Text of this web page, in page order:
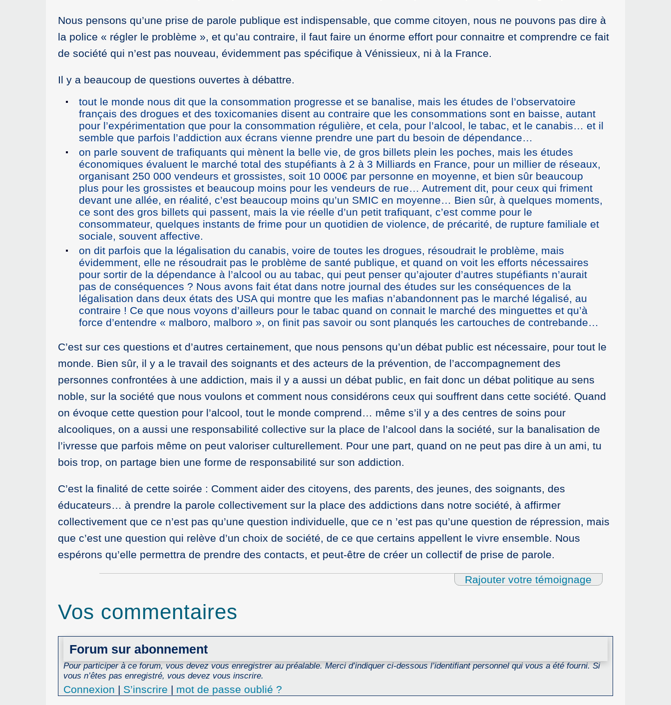
Nous pensons qu’une prise de parole publique est indispensable, que comme citoyen, nous ne pouvons pas dire à
la police « régler le problème », et qu’au contraire, il faut faire un énorme effort pour connaitre et comprendre ce fait
de société qui n’est pas nouveau, évidemment pas spécifique à Vénissieux, ni à la France.
Il y a beaucoup de questions ouvertes à débattre.
tout le monde nous dit que la consommation progresse et se banalise, mais les études de l’observatoire
français des drogues et des toxicomanies disent au contraire que les consommations sont en baisse, autant
pour l’expérimentation que pour la consommation régulière, et cela, pour l’alcool, le tabac, et le canabis… et il
semble que parfois l’addiction aux écrans vienne prendre une part du besoin de dépendance…
on parle souvent de trafiquants qui mènent la belle vie, de gros billets plein les poches, mais les études
économiques évaluent le marché total des stupéfiants à 2 à 3 Milliards en France, pour un millier de réseaux,
organisant 250 000 vendeurs et grossistes, soit 10 000€ par personne en moyenne, et bien sûr beaucoup
plus pour les grossistes et beaucoup moins pour les vendeurs de rue… Autrement dit, pour ceux qui friment
devant une allée, en réalité, c’est beaucoup moins qu’un SMIC en moyenne… Bien sûr, à quelques moments,
ce sont des gros billets qui passent, mais la vie réelle d’un petit trafiquant, c’est comme pour le
consommateur, quelques instants de frime pour un quotidien de violence, de précarité, de rupture familiale et
sociale, souvent affective.
on dit parfois que la légalisation du canabis, voire de toutes les drogues, résoudrait le problème, mais
évidemment, elle ne résoudrait pas le problème de santé publique, et quand on voit les efforts nécessaires
pour sortir de la dépendance à l’alcool ou au tabac, qui peut penser qu’ajouter d’autres stupéfiants n’aurait
pas de conséquences ? Nous avons fait état dans notre journal des études sur les conséquences de la
légalisation dans deux états des USA qui montre que les mafias n’abandonnent pas le marché légalisé, au
contraire ! Ce que nous voyons d’ailleurs pour le tabac quand on connait le marché des minguettes et qu’à
force d’entendre « malboro, malboro », on finit pas savoir ou sont planqués les cartouches de contrebande…
C’est sur ces questions et d’autres certainement, que nous pensons qu’un débat public est nécessaire, pour tout le
monde. Bien sûr, il y a le travail des soignants et des acteurs de la prévention, de l’accompagnement des
personnes confrontées à une addiction, mais il y a aussi un débat public, en fait donc un débat politique au sens
noble, sur la société que nous voulons et comment nous considérons ceux qui souffrent dans cette société. Quand
on évoque cette question pour l’alcool, tout le monde comprend… même s’il y a des centres de soins pour
alcooliques, on a aussi une responsabilité collective sur la place de l’alcool dans la société, sur la banalisation de
l’ivresse que parfois même on peut valoriser culturellement. Pour une part, quand on ne peut pas dire à un ami, tu
bois trop, on partage bien une forme de responsabilité sur son addiction.
C’est la finalité de cette soirée : Comment aider des citoyens, des parents, des jeunes, des soignants, des
éducateurs… à prendre la parole collectivement sur la place des addictions dans notre société, à affirmer
collectivement que ce n’est pas qu’une question individuelle, que ce n ’est pas qu’une question de répression, mais
que c’est une question qui relève d’un choix de société, de ce que certains appellent le vivre ensemble. Nous
espérons qu’elle permettra de prendre des contacts, et peut-être de créer un collectif de prise de parole.
Rajouter votre témoignage
Vos commentaires
Forum sur abonnement
Pour participer à ce forum, vous devez vous enregistrer au préalable. Merci d’indiquer ci-dessous l’identifiant personnel qui vous a été fourni. Si
vous n’êtes pas enregistré, vous devez vous inscrire.
Connexion | S’inscrire | mot de passe oublié ?